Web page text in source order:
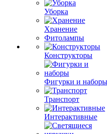
Уборка
Хранение
Фитолампы
Конструкторы
Фигурки и наборы
Транспорт
Интерактивные